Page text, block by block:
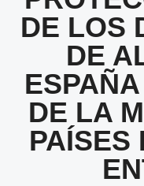
DE LOS
DE
DE LA
PAÍSES